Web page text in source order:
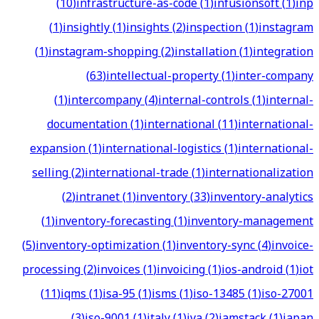
(1)insightly(1)insights(2)inspection(1)instagram
(1)instagram-shopping(2)installation(1)integration
(63)intellectual-property(1)inter-company
(1)intercompany(4)internal-controls(1)internal-
documentation(1)international(11)international-
expansion(1)international-logistics(1)international-
selling(2)international-trade(1)internationalization
(2)intranet(1)inventory(33)inventory-analytics
(1)inventory-forecasting(1)inventory-management
(5)inventory-optimization(1)inventory-sync(4)invoice-
processing(2)invoices(1)invoicing(1)ios-android(1)iot
(11)iqms(1)isa-95(1)isms(1)iso-13485(1)iso-27001